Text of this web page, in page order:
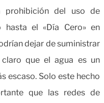
del uso de
hasta el «Día Cero» en
dejar de suministrar
que el agua es un
escaso. Solo este hecho
que las redes de